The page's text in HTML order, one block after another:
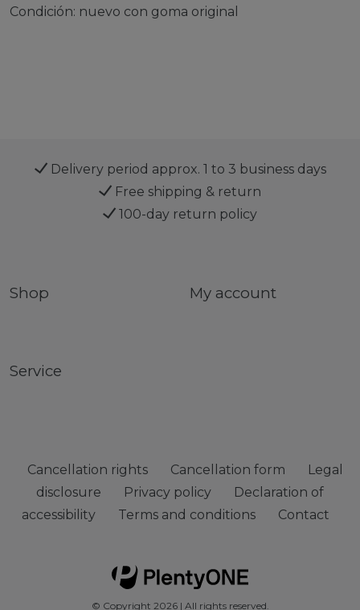
Condición: nuevo con goma original
Delivery period approx. 1 to 3 business days
Free shipping & return
100-day return policy
Shop My account
Service
Cancellation rights Cancellation form
Legal
disclosure
Privacy policy
Declaration of
accessibility
Terms and conditions Contact
© Copyright 2026 | All rights reserved.